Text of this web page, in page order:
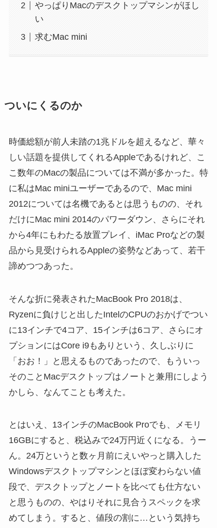
やっぱりMacのデスクトップマシンがほし
い
求むMac mini
ついにくるのか
時価総額が前人未踏の1兆ドルを超えるなど、華々
しい話題を提供してくれるAppleであるけれど、こ
こ数年のMacの製品については不満が多かった。特
に私はMac miniユーザーであるので、Mac mini
2012については名機であるとは思うものの、それ
だけにMac mini 2014のパワーダウン、さらにそれ
から4年にもわたる放置プレイ、iMac Proなどの製
品から見受けられるAppleの姿勢などあって、若干
諦めつつあった。
そんな折に発表されたMacBook Pro 2018は、
Ryzenに負けじと出したIntelのCPUのおかげでつい
に13インチで4コア、15インチは6コア、さらにオ
プションにはCore i9もありという、久しぶりに
「おお！」と思えるものであったので、もういっ
そのことMacデスクトップはノートと兼用にしよう
かしら、なんてことも考えた。
とはいえ、13インチのMacBook Proでも、メモリ
16GBにすると、税込みで24万円近くになる。うー
ん。24万というと数ヶ月前にえいやっと購入した
Windowsデスクトップマシンとほぼ変わらない値
段で、デスクトップとノートを比べても仕方ない
と思うものの、やはりそれに見合うスペックを求
めてしまう。すると、値段の割に…という気持ち